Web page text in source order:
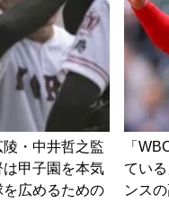
陵・中井哲之監
甲子園を本気
広めるための
「
てい
ンス